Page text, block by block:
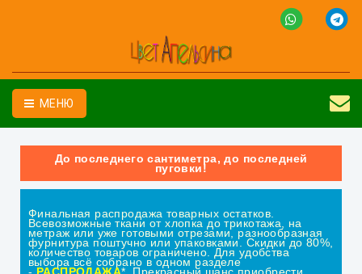
МЕНЮ
До последнего сантиметра, до последней
пуговки!
Финальная распродажа товарных остатков.
Всевозможные ткани от хлопка до трикотажа, на
метраж или уже готовыми отрезами, разнообразная
фурнитура поштучно или упаковками. Скидки до 80%,
количество товаров ограничено. Для удобства
выбора всё собрано в одном разделе